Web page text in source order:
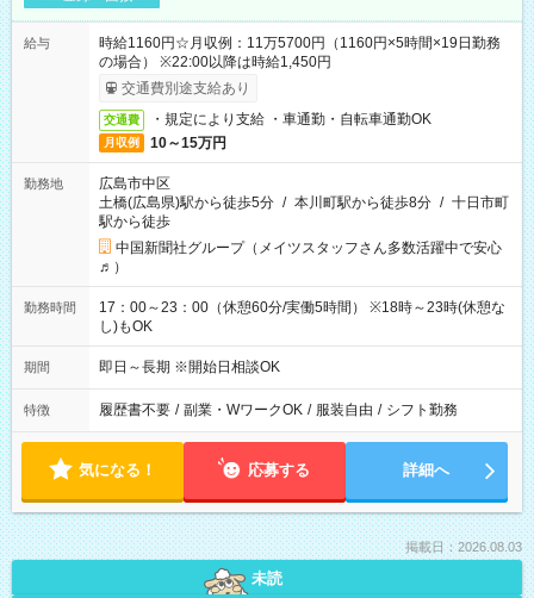
給与
時給1160円☆月収例：11万5700円（1160円×5時間×19日勤務
の場合） ※22:00以降は時給1,450円
交通費別途支給あり
交通費 ・規定により支給 ・車通勤・自転車通勤OK
月収例 10～15万円
勤務地
広島市中区
土橋(広島県)駅から徒歩5分 / 本川町駅から徒歩8分 / 十日市町
駅から徒歩
中国新聞社グループ（メイツスタッフさん多数活躍中で安心
♬）
勤務時間
17：00～23：00（休憩60分/実働5時間） ※18時～23時(休憩な
し)もOK
期間 即日～長期 ※開始日相談OK
特徴 履歴書不要 / 副業・WワークOK / 服装自由 / シフト勤務
気になる！ 応募する 詳細へ
掲載日：2026.08.03
未読